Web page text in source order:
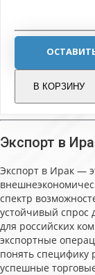
В КОРЗИНУ
Экспорт в
Экспорт в Ирак —
спектр
устойчивый спрос
для российских
экспортные
понять специфику
успешные